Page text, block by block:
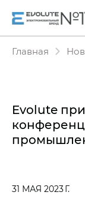
Главная
Evolute
31 МАЯ 2023 Г.